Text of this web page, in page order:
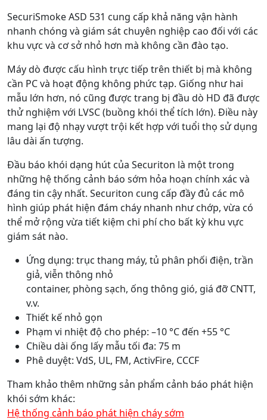
SecuriSmoke ASD 531 cung cấp khả năng vận hành
nhanh chóng và giám sát chuyên nghiệp cao đối với các
khu vực và cơ sở nhỏ hơn mà không cần đào tạo.
Máy dò được cấu hình trực tiếp trên thiết bị mà không
cần PC và hoạt động không phức tạp. Giống như hai
mẫu lớn hơn, nó cũng được trang bị đầu dò HD đã được
thử nghiệm với LVSC (buồng khói thể tích lớn). Điều này
mang lại độ nhạy vượt trội kết hợp với tuổi thọ sử dụng
lâu dài ấn tượng.
Đầu báo khói dạng hút của Securiton là một trong
những hệ thống cảnh báo sớm hỏa hoạn chính xác và
đáng tin cậy nhất. Securiton cung cấp đầy đủ các mô
hình giúp phát hiện đám cháy nhanh như chớp, vừa có
thể mở rộng vừa tiết kiệm chi phí cho bất kỳ khu vực
giám sát nào.
Ứng dụng: trục thang máy, tủ phân phối điện, trần
giả, viễn thông nhỏ
container, phòng sạch, ống thông gió, giá đỡ CNTT,
v.v.
Thiết kế nhỏ gọn
Phạm vi nhiệt độ cho phép: –10 °C đến +55 °C
Chiều dài ống lấy mẫu tối đa: 75 m
Phê duyệt: VdS, UL, FM, ActivFire, CCCF
Tham khảo thêm những sản phẩm cảnh báo phát hiện
khói sớm khác:
Hệ thống cảnh báo phát hiện cháy sớm